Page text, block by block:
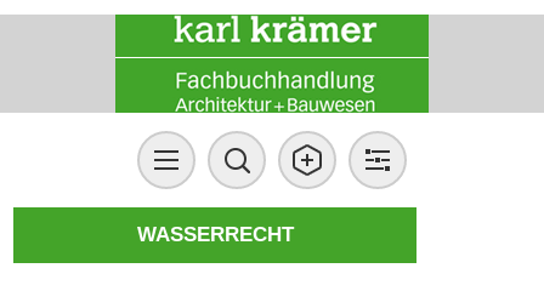
WASSERRECHT